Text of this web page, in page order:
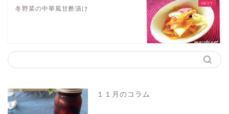
冬野菜の中華風甘酢漬け
１１月のコラム